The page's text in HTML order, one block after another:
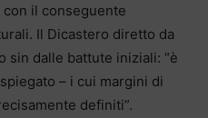
il conseguente
Il Dicastero diretto da
sin dalle battute iniziali: “è
– i cui margini di
definiti”.